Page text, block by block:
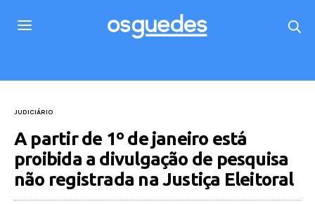
JUDICIÁRIO
A partir de 1º de janeiro está
proibida a divulgação de pesquisa
não registrada na Justiça Eleitoral